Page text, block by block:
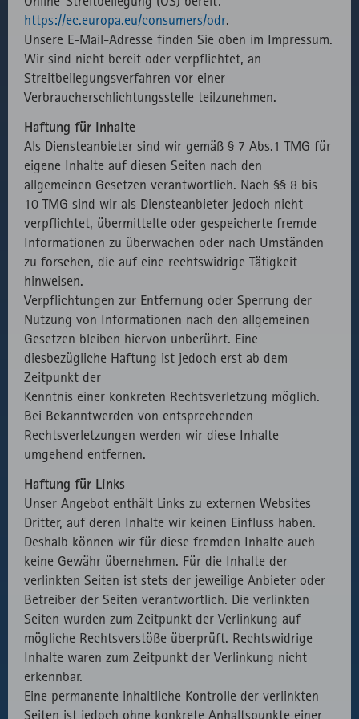
https://ec.europa.eu/consumers/odr.
Unsere E-Mail-Adresse finden Sie oben im Impressum.
Wir sind nicht bereit oder verpflichtet, an
Streitbeilegungsverfahren vor einer
Verbraucherschlichtungsstelle teilzunehmen.
Haftung für Inhalte
Als Diensteanbieter sind wir gemäß § 7 Abs.1 TMG für
eigene Inhalte auf diesen Seiten nach den
allgemeinen Gesetzen verantwortlich. Nach §§ 8 bis
10 TMG sind wir als Diensteanbieter jedoch nicht
verpflichtet, übermittelte oder gespeicherte fremde
Informationen zu überwachen oder nach Umständen
zu forschen, die auf eine rechtswidrige Tätigkeit
hinweisen.
Verpflichtungen zur Entfernung oder Sperrung der
Nutzung von Informationen nach den allgemeinen
Gesetzen bleiben hiervon unberührt. Eine
diesbezügliche Haftung ist jedoch erst ab dem
Zeitpunkt der
Kenntnis einer konkreten Rechtsverletzung möglich.
Bei Bekanntwerden von entsprechenden
Rechtsverletzungen werden wir diese Inhalte
umgehend entfernen.
Haftung für Links
Unser Angebot enthält Links zu externen Websites
Dritter, auf deren Inhalte wir keinen Einfluss haben.
Deshalb können wir für diese fremden Inhalte auch
keine Gewähr übernehmen. Für die Inhalte der
verlinkten Seiten ist stets der jeweilige Anbieter oder
Betreiber der Seiten verantwortlich. Die verlinkten
Seiten wurden zum Zeitpunkt der Verlinkung auf
mögliche Rechtsverstöße überprüft. Rechtswidrige
Inhalte waren zum Zeitpunkt der Verlinkung nicht
erkennbar.
Eine permanente inhaltliche Kontrolle der verlinkten
Seiten ist jedoch ohne konkrete Anhaltspunkte einer
Externer API
Aufruf von
fast.fonts.net
Zählt aus
lizenzrechtlichen
Gründen die
Verwendung
des lokal
eingebunden
Fonts.
Session
speichern.